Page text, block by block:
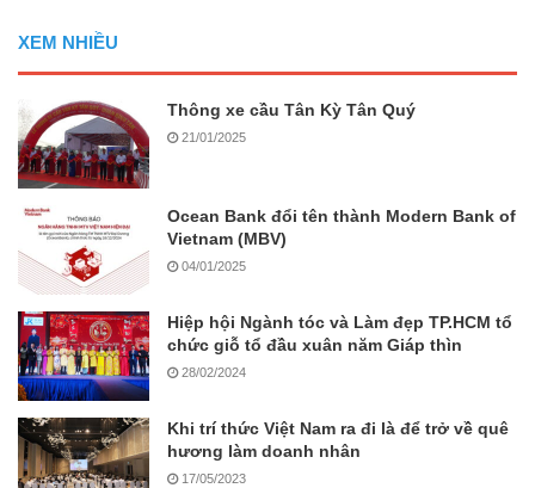
XEM NHIỀU
Thông xe cầu Tân Kỳ Tân Quý
21/01/2025
Ocean Bank đổi tên thành Modern Bank of
Vietnam (MBV)
04/01/2025
Hiệp hội Ngành tóc và Làm đẹp TP.HCM tổ
chức giỗ tổ đầu xuân năm Giáp thìn
28/02/2024
Khi trí thức Việt Nam ra đi là để trở về quê
hương làm doanh nhân
17/05/2023